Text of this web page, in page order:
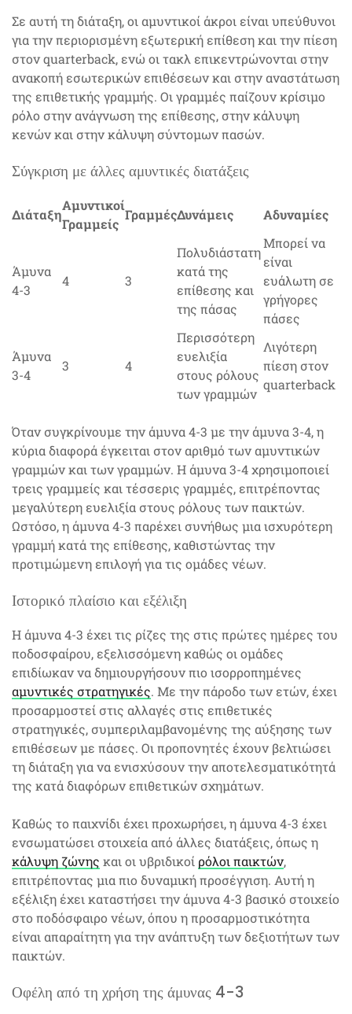
Σε αυτή τη διάταξη, οι αμυντικοί άκροι είναι υπεύθυνοι
για την περιορισμένη εξωτερική επίθεση και την πίεση
στον quarterback, ενώ οι τακλ επικεντρώνονται στην
ανακοπή εσωτερικών επιθέσεων και στην αναστάτωση
της επιθετικής γραμμής. Οι γραμμές παίζουν κρίσιμο
ρόλο στην ανάγνωση της επίθεσης, στην κάλυψη
κενών και στην κάλυψη σύντομων πασών.
Σύγκριση με άλλες αμυντικές διατάξεις
Διάταξη
Αμυντικοί
Γραμμείς
ΓραμμέςΔυνάμεις Αδυναμίες
Άμυνα
4-3
4 3
Πολυδιάστατη
κατά της
επίθεσης και
της πάσας
Μπορεί να
είναι
ευάλωτη σε
γρήγορες
πάσες
Άμυνα
3-4
3 4
Περισσότερη
ευελιξία
στους ρόλους
των γραμμών
Λιγότερη
πίεση στον
quarterback
Όταν συγκρίνουμε την άμυνα 4-3 με την άμυνα 3-4, η
κύρια διαφορά έγκειται στον αριθμό των αμυντικών
γραμμών και των γραμμών. Η άμυνα 3-4 χρησιμοποιεί
τρεις γραμμείς και τέσσερις γραμμές, επιτρέποντας
μεγαλύτερη ευελιξία στους ρόλους των παικτών.
Ωστόσο, η άμυνα 4-3 παρέχει συνήθως μια ισχυρότερη
γραμμή κατά της επίθεσης, καθιστώντας την
προτιμώμενη επιλογή για τις ομάδες νέων.
Ιστορικό πλαίσιο και εξέλιξη
Η άμυνα 4-3 έχει τις ρίζες της στις πρώτες ημέρες του
ποδοσφαίρου, εξελισσόμενη καθώς οι ομάδες
επιδίωκαν να δημιουργήσουν πιο ισορροπημένες
αμυντικές στρατηγικές. Με την πάροδο των ετών, έχει
προσαρμοστεί στις αλλαγές στις επιθετικές
στρατηγικές, συμπεριλαμβανομένης της αύξησης των
επιθέσεων με πάσες. Οι προπονητές έχουν βελτιώσει
τη διάταξη για να ενισχύσουν την αποτελεσματικότητά
της κατά διαφόρων επιθετικών σχημάτων.
Καθώς το παιχνίδι έχει προχωρήσει, η άμυνα 4-3 έχει
ενσωματώσει στοιχεία από άλλες διατάξεις, όπως η
κάλυψη ζώνης και οι υβριδικοί ρόλοι παικτών,
επιτρέποντας μια πιο δυναμική προσέγγιση. Αυτή η
εξέλιξη έχει καταστήσει την άμυνα 4-3 βασικό στοιχείο
στο ποδόσφαιρο νέων, όπου η προσαρμοστικότητα
είναι απαραίτητη για την ανάπτυξη των δεξιοτήτων των
παικτών.
Οφέλη από τη χρήση της άμυνας 4-3